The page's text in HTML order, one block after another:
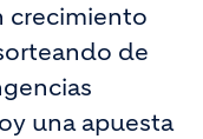
crecimiento
de
una apuesta